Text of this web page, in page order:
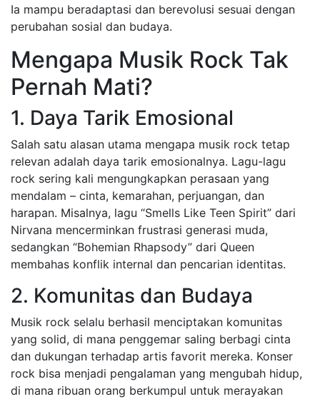
Ia mampu beradaptasi dan berevolusi sesuai dengan
perubahan sosial dan budaya.
Mengapa Musik Rock Tak
Pernah Mati?
1. Daya Tarik Emosional
Salah satu alasan utama mengapa musik rock tetap
relevan adalah daya tarik emosionalnya. Lagu-lagu
rock sering kali mengungkapkan perasaan yang
mendalam – cinta, kemarahan, perjuangan, dan
harapan. Misalnya, lagu “Smells Like Teen Spirit” dari
Nirvana mencerminkan frustrasi generasi muda,
sedangkan “Bohemian Rhapsody” dari Queen
membahas konflik internal dan pencarian identitas.
2. Komunitas dan Budaya
Musik rock selalu berhasil menciptakan komunitas
yang solid, di mana penggemar saling berbagi cinta
dan dukungan terhadap artis favorit mereka. Konser
rock bisa menjadi pengalaman yang mengubah hidup,
di mana ribuan orang berkumpul untuk merayakan